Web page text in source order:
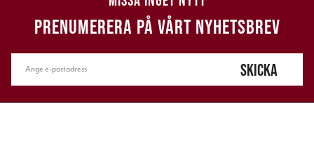
PRENUMERERA PÅ VÅRT NYHETSBREV
SKICKA